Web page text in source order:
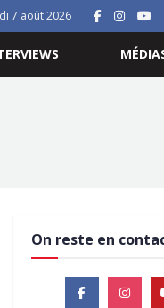
7 août 2026
On reste en